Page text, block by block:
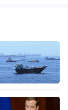
心进行心理
绪。随后，
中。离开之
的帮助再三